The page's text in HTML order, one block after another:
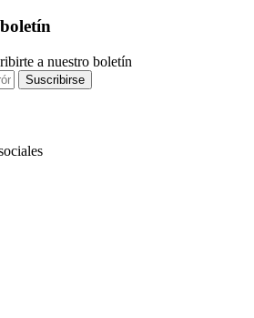
a nuestro boletín
Suscribirse